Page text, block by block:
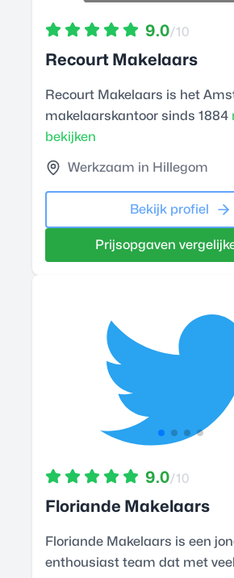
9.0/10
Recourt Makelaars
Recourt Makelaars is het
makelaarskantoor sinds 1884
bekijken
Werkzaam in Hillegom
Bekijk profiel
Prijsopgaven
9.0/10
Floriande Makelaars
Floriande Makelaars is een
enthousiast team dat met